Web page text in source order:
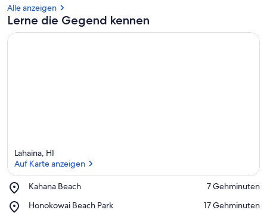
Alle anzeigen
Lerne die Gegend kennen
Lahaina, HI
Auf Karte anzeigen
Kahana Beach
Place,
Beach
‪7 Gehminuten‬
Honokowai Beach Park
Place,
‪17 Gehminuten‬